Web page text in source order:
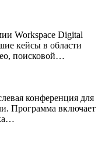
Workspace Digital
кейсы в области
поисковой…
конференция для
Программа включает